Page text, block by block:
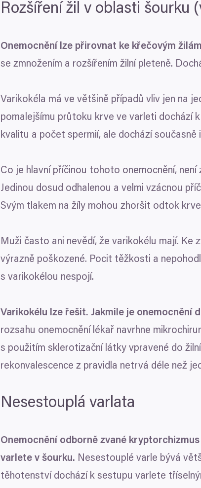
pro uchování a přístup k informacím na vašem
měření reklam a obsahu, náhled na
Pokud to povolíte, rádi bychom také:
Shromažďovali informace o vaší
Identifikovali vaše zařízení pomocí
Zjistěte více o tom, jak zpracováváme vaše
K personalizaci obsahu a reklam, poskytování
cookie. Informace o tom, jak náš web
tyto údaje mohou zkombinovat s dalšími
používáte jejich služby.
souhlasu
Nutné
Rozšíření žil v oblasti šourku
Onemocnění lze přirovnat ke křečovým
se zmnožením a rozšířením žilní pleteně.
Varikokéla má ve většině případů vliv jen na
pomalejšímu průtoku krve ve varleti dochází
kvalitu a počet spermií, ale dochází
Co je hlavní příčinou tohoto onemocnění,
Jedinou dosud odhalenou a velmi vzácnou
Svým tlakem na žíly mohou zhoršit odtok
Muži často ani nevědí, že varikokélu mají.
výrazně poškozené. Pocit těžkosti a
s varikokélou nespojí.
Varikokélu lze řešit. Jakmile je onemocnění
rozsahu onemocnění lékař navrhne
s použitím sklerotizační látky vpravené do
rekonvalescence z pravidla netrvá déle než
Nesestouplá varlata
Onemocnění odborně zvané
varlete v šourku. Nesestouplé varle bývá
těhotenství dochází k sestupu varlete